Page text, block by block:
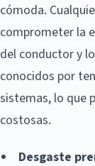
cómoda.
comprometer la
del conductor y
conocidos por
sistemas, lo que
costosas.
Desgaste